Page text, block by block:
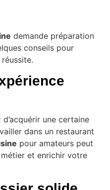
demande préparation
conseils pour
une certaine
dans un restaurant
pour amateurs peut
et enrichir votre